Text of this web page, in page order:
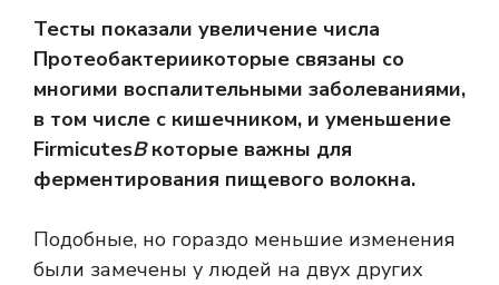
Тесты показали увеличение числа
Протеобактериикоторые связаны со
многими воспалительными заболеваниями,
в том числе с кишечником, и уменьшение
FirmicutesВкоторые важны для
ферментирования пищевого волокна.
Подобные, но гораздо меньшие изменения
были замечены у людей на двух других